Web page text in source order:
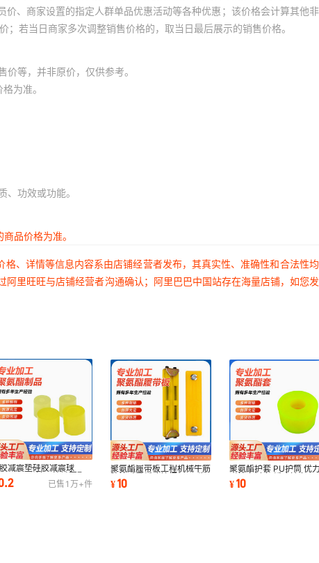
、商家设置的指定人群单品优惠活动等各种优惠；该价格会计算其他
若当日商家多次调整销售价格的，取当日最后展示的销售价格。
等，并非原价，仅供参考。
为准。
功效或功能。
品价格为准。
、详情等信息内容系由店铺经营者发布，其真实性、准确性和合法性
里旺旺与店铺经营者沟通确认；阿里巴巴中国站存在海量店铺，如您
减震垫硅胶减震球
联轴器柱销圈聚
牛筋空心直筒套
已售 1万+件
聚氨酯履带板工程机械牛筋
胶块减震缓冲挖掘机PU牛
筋垫块耐磨
¥10
聚氨酯护套 PU护筒 优
弹性套衬套 缓冲轴套
套 聚氨酯套
¥10